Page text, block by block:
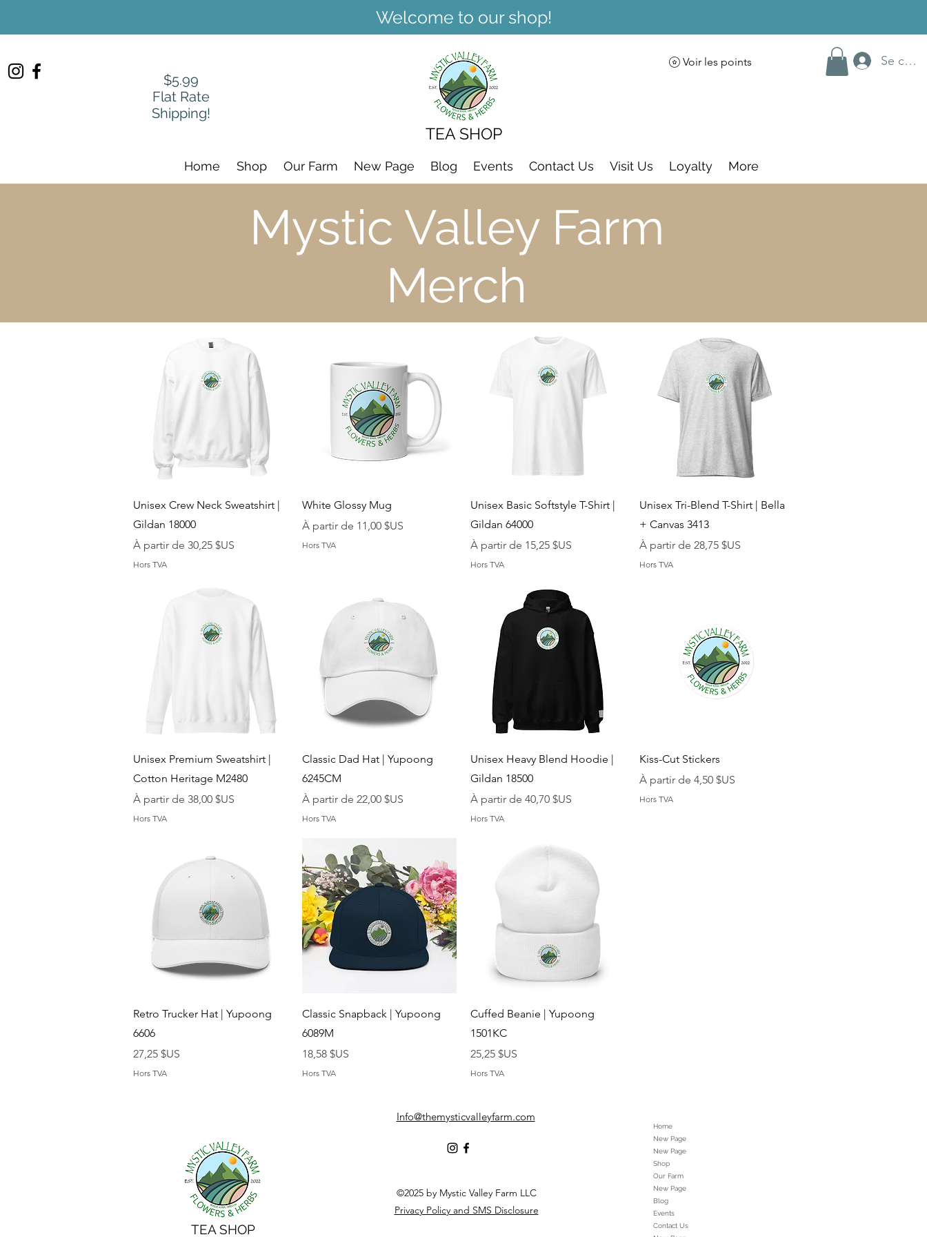
Welcome to our shop!
$5.99
Flat Rate
Shipping!
TEA SHOP
Voir les points Se
Home Shop Our Farm New Page Blog Events Contact Us Visit Us Loyalty More
Mystic Valley Farm
Merch
Aperçu rapide
Unisex Crew Neck Sweatshirt |
Gildan 18000
À partir de 30,25 $US
Prix promotionnel
Hors TVA
Aperçu rapide
White Glossy Mug
À partir de 11,00 $US
Prix promotionnel
Hors TVA
Aperçu rapide
Unisex Basic Softstyle T-Shirt |
Gildan 64000
À partir de 15,25 $US
Prix promotionnel
Hors TVA
Aperçu rapide
Unisex Tri-Blend T-Shirt | Bella
+ Canvas 3413
À partir de 28,75 $US
Prix promotionnel
Hors TVA
Aperçu rapide
Unisex Premium Sweatshirt |
Cotton Heritage M2480
À partir de 38,00 $US
Prix promotionnel
Hors TVA
Aperçu rapide
Classic Dad Hat | Yupoong
6245CM
À partir de 22,00 $US
Prix promotionnel
Hors TVA
Aperçu rapide
Unisex Heavy Blend Hoodie |
Gildan 18500
À partir de 40,70 $US
Prix promotionnel
Hors TVA
Aperçu rapide
Kiss-Cut Stickers
À partir de 4,50 $US
Prix promotionnel
Hors TVA
Aperçu rapide
Retro Trucker Hat | Yupoong
6606
Prix
27,25 $US
Hors TVA
Aperçu rapide
Classic Snapback | Yupoong
6089M
Prix
18,58 $US
Hors TVA
Aperçu rapide
Cuffed Beanie | Yupoong
1501KC
Prix
25,25 $US
Hors TVA
TEA SHOP
Info@themysticvalleyfarm.com
©2025 by Mystic Valley Farm LLC
Privacy Policy and SMS Disclosure
Home
New Page
New Page
Shop
Our Farm
New Page
Blog
Events
Contact Us